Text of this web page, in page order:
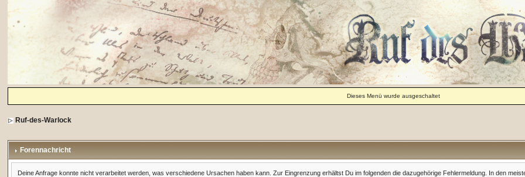
Dieses Menü wurde ausgeschaltet
Ruf-des-Warlock
Forennachricht
Deine Anfrage konnte nicht verarbeitet werden, was verschiedene Ursachen haben kann. Zur Eingrenzung erhältst Du im folgenden die dazugehörige Fehlermeldung. In den